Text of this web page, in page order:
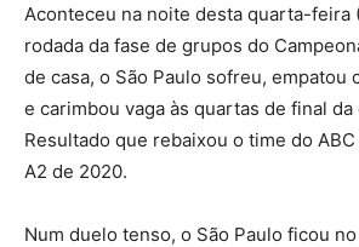
Aconteceu na noite desta quarta-feira
rodada da fase de grupos do
de casa, o São Paulo sofreu, empatou
e carimbou vaga às quartas de final da
Resultado que rebaixou o time do
A2 de 2020.
Num duelo tenso, o São Paulo ficou